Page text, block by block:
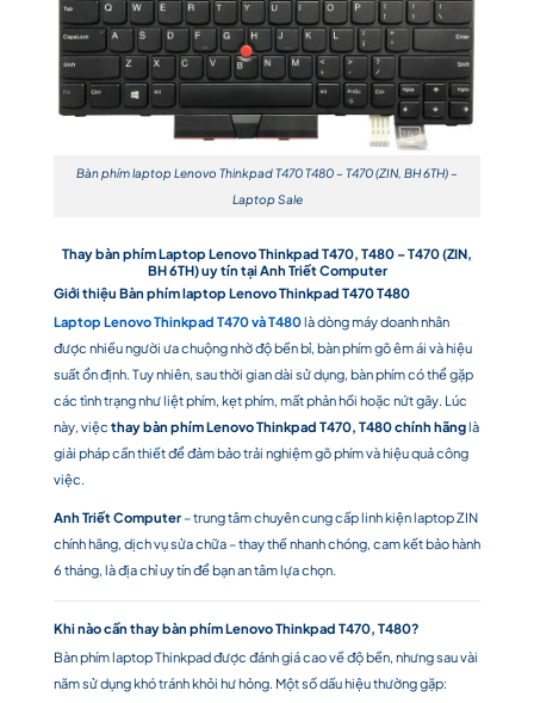
Bàn phím laptop Lenovo Thinkpad T470 T480 – T470 (ZIN, BH 6TH) –
Laptop Sale
Thay bàn phím Laptop Lenovo Thinkpad T470, T480 – T470 (ZIN,
BH 6TH) uy tín tại Anh Triết Computer
Giới thiệu Bàn phím laptop Lenovo Thinkpad T470 T480
Laptop Lenovo Thinkpad T470 và T480là dòng máy doanh nhân
được nhiều người ưa chuộng nhờ độ bền bỉ, bàn phím gõ êm ái và hiệu
suất ổn định. Tuy nhiên, sau thời gian dài sử dụng, bàn phím có thể gặp
các tình trạng như liệt phím, kẹt phím, mất phản hồi hoặc nứt gãy. Lúc
này, việc thay bàn phím Lenovo Thinkpad T470, T480 chính hãnglà
giải pháp cần thiết để đảm bảo trải nghiệm gõ phím và hiệu quả công
việc.
Anh Triết Computer – trung tâm chuyên cung cấp linh kiện laptop ZIN
chính hãng, dịch vụ sửa chữa – thay thế nhanh chóng, cam kết bảo hành
6 tháng, là địa chỉ uy tín để bạn an tâm lựa chọn.
Khi nào cần thay bàn phím Lenovo Thinkpad T470, T480?
Bàn phím laptop Thinkpad được đánh giá cao về độ bền, nhưng sau vài
năm sử dụng khó tránh khỏi hư hỏng. Một số dấu hiệu thường gặp: